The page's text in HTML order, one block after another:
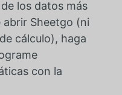
los datos más
Sheetgo (ni
cálculo), haga
con la